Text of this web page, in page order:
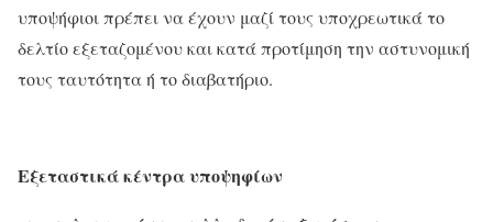
υποψήφιοι πρέπει να έχουν μαζί τους υποχρεωτικά το
δελτίο εξεταζομένου και κατά προτίμηση την αστυνομική
τους ταυτότητα ή το διαβατήριο.
Εξεταστικά κέντρα υποψηφίων